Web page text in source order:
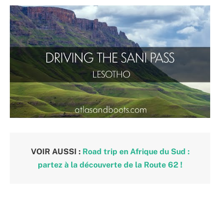
VOIR AUSSI : Road trip en Afrique du Sud :
partez à la découverte de la Route 62 !